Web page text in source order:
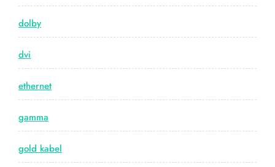
dolby
dvi
ethernet
gamma
gold kabel